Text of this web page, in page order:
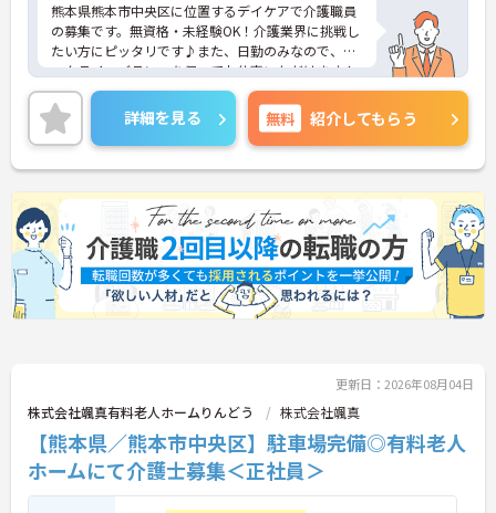
熊本県熊本市中央区に位置するデイケアで介護職員
の募集です。無資格・未経験OK！介護業界に挑戦し
たい方にピッタリです♪また、日勤のみなので、ワ
ークライフバランスを保ってお仕事いただけます！
ご興味のある方はご面接のポイントお伝えしますの
でご気軽にお問い合わせください。
詳細を見る 無料 紹介してもらう
更新日：2026年08月04日
株式会社颯真有料老人ホームりんどう 株式会社颯真
【熊本県／熊本市中央区】駐車場完備◎有料老人
ホームにて介護士募集＜正社員＞